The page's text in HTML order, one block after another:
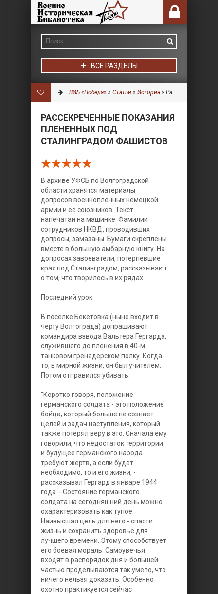
ВСЕ РАЗДЕЛЫ
ВИБ «Победа» » Статьи » История » Рассекреченные показания плененных под Сталинградом фашистов
РАССЕКРЕЧЕННЫЕ ПОКАЗАНИЯ
ПЛЕНЕННЫХ ПОД
СТАЛИНГРАДОМ ФАШИСТОВ
В архиве УФСБ по Волгоградской
области хранятся материалы
допросов военнопленных немецкой
армии и ее союзников. Текст
напечатан на машинке. Фамилии
сотрудников НКВД, проводивших
допросы, замазаны. Бумаги скреплены
вместе в большую амбарную книгу. На
допросах завоеватели, потерпевшие
крах под Сталинградом, рассказывают
о том, что творилось в их рядах.
Последний урок
В поселке Бекетовка (ныне входит в
черту Волгограда) допрашивают
командира взвода Вальтера Гергарда,
служившего до пленения в 40-м
танковом гренадерском полку. Когда-
то, в мирной жизни, он был учителем.
Потом отправился убивать.
"Коротко говоря, положение
германского солдата - это положение
бойца, который больше не сознает
целей и задач наступления, который
также потерял веру в это. Сначала ему
говорили, что недостаток территории
и будущее германского народа
требуют жертв, а если будет
необходимо, то и его жизни, -
рассказывал Гергард в январе 1944
года. - Состояние германского
солдата на сегодняшний день можно
охарактеризовать как тупое.
Наивысшая цель для него - спасти
жизнь и сохранить здоровье для
лучшего времени. Этому способствует
его боевая мораль. Самоувечья
входят в распорядок дня и большей
частью проделываются так умело, что
ничего нельзя доказать. Особенно
охотно практикуется сейчас